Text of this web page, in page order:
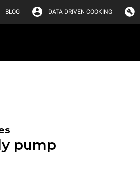
BLOG DATA DRIVEN COOKING
pump